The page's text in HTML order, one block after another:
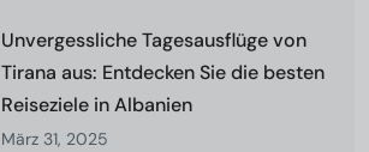
Unvergessliche Tagesausflüge von
Tirana aus: Entdecken Sie die besten
Reiseziele in Albanien
März 31, 2025